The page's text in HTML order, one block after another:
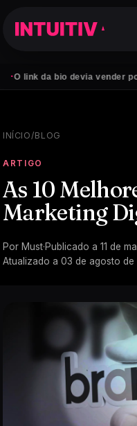
bio devia vender por ti
INÍCIO/BLOG
ARTIGO
As 10
Marketing
Por Must·Publicado a 11 de
Atualizado a 03 de agosto de